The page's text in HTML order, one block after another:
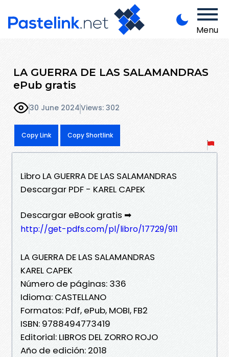
Menu
LA GUERRA DE LAS SALAMANDRAS
ePub gratis
30 June 2024Views: 302
Copy Link Copy Shortlink
Libro LA GUERRA DE LAS SALAMANDRAS
Descargar PDF - KAREL CAPEK
Descargar eBook gratis ➡
http://get-pdfs.com/pl/libro/17729/911
LA GUERRA DE LAS SALAMANDRAS
KAREL CAPEK
Número de páginas: 336
Idioma: CASTELLANO
Formatos: Pdf, ePub, MOBI, FB2
ISBN: 9788494773419
Editorial: LIBROS DEL ZORRO ROJO
Año de edición: 2018